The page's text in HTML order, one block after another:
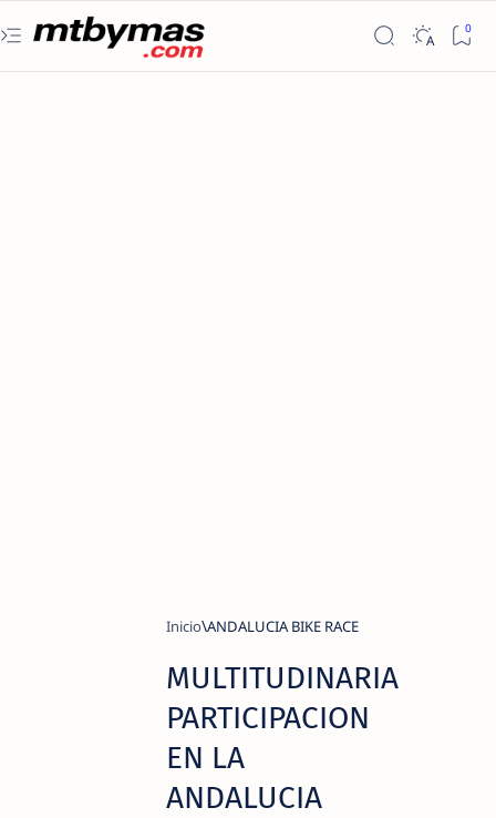
Inicio ANDALUCIA BIKE RACE
MULTITUDINARIA
PARTICIPACION
EN LA
ANDALUCIA